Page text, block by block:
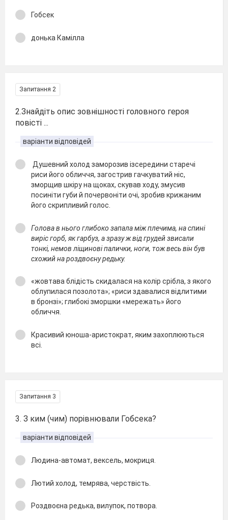
Гобсек
донька Камілла
Запитання 2
2.Знайдіть опис зовнішності головного героя
повісті ...
варіанти відповідей
Душевний холод заморозив ізсередини старечі
риси його обличчя, загострив гачкуватий ніс,
зморщив шкіру на щоках, скував ходу, змусив
посиніти губи й почервоніти очі, зробив крижаним
його скрипливий голос.
Голова в нього глибоко запала між плечима, на спині
виріс горб, як гарбуз, а зразу ж від грудей звисали
тонкі, немов ліщинові палички, ноги, тож весь він був
схожий на роздвоєну редьку.
«жовтава блідість скидалася на колір срібла, з якого
облупилася позолота»; «риси здавалися відлитими
в бронзі»; глибокі зморшки «мережать» його
обличчя.
Красивий юноша-аристократ, яким захоплюються
всі.
Запитання 3
3. З ким (чим) порівнювали Гобсека?
варіанти відповідей
Людина-автомат, вексель, мокриця.
Лютий холод, темрява, черствість.
Роздвоєна редька, вилупок, потвора.